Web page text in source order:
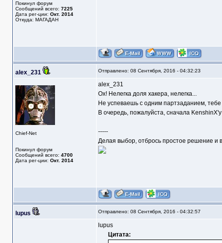
Покинул форум
Сообщений всего: 7225
Дата рег-ции: Окт. 2014
Откуда: МАГАДАН
alex_231 Отправлено: 08 Сентября, 2016 - 04:32:23
Chief-Net
Покинул форум
Сообщений всего: 4700
Дата рег-ции: Окт. 2014
alex_231
Ох! Нелегка доля хакера, нелегка...
Не успеваешь с одним партзаданием,
В очередь, пожалуйста, сначала
-----
Делая выбор, отбрось простое решение и
lupus Отправлено: 08 Сентября, 2016 - 04:32:57
lupus
Цитата: